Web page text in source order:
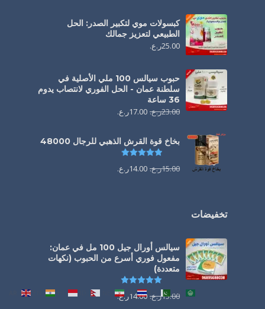
كبسولات موي لتكبير الصدر: الحل
الطبيعي لتعزيز جمالك
25.00ر.ع.
حبوب سيالس 100 ملي الأصلية في
سلطنة عمان - الحل الفوري لانتصاب يدوم
36 ساعة
23.00ر.ع. 17.00ر.ع.
بخاخ قوة القرش الذهبي للرجال 48000
تم التقييم
15.00ر.ع. 14.00ر.ع.
تخفيضات
سيالس أورال جيل 100 مل في عمان:
مفعول فوري أسرع من الحبوب (نكهات
متعددة)
15.00ر.ع. 14.00ر.ع.FA TH UR